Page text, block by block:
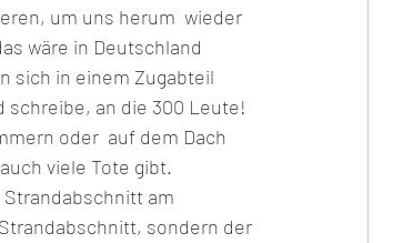
um uns herum  wieder
wäre in Deutschland
sich in einem Zugabteil
schreibe, an die 300 Leute!
oder  auf dem Dach
viele Tote gibt.
am
sondern der